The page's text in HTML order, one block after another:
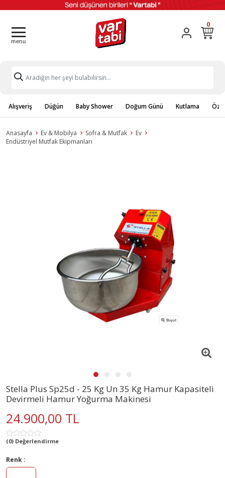
0
Alışveriş Düğün Baby Shower Doğum Günü Kutlama
Anasayfa Ev & Mobilya Sofra & Mutfak
Ev
Endüstriyel Mutfak Ekipmanları
Stella Plus Sp25d - 25 Kg Un 35 Kg Hamur Kapasiteli
Devirmeli Hamur Yoğurma Makinesi
24.900,00 TL
(0) Değerlendirme
Renk :